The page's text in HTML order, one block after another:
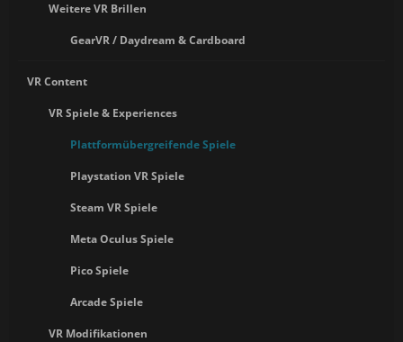
Weitere VR Brillen
GearVR / Daydream & Cardboard
VR Content
VR Spiele & Experiences
Plattformübergreifende Spiele
Playstation VR Spiele
Steam VR Spiele
Meta Oculus Spiele
Pico Spiele
Arcade Spiele
VR Modifikationen